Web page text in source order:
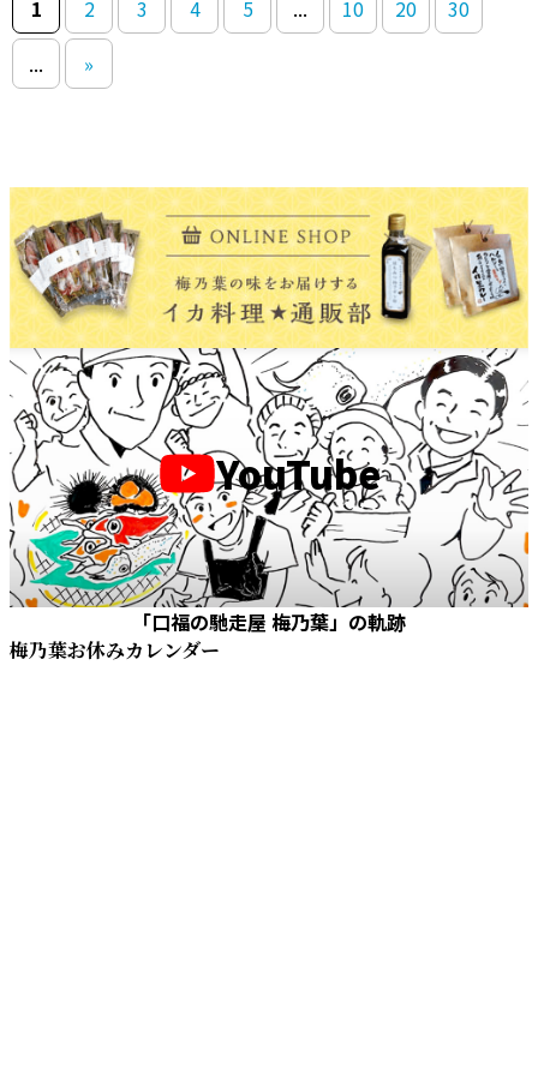
1 2 3 4 5 ... 10 20
30
...
»
YouTube
「口福の馳走屋 梅乃葉」の軌跡
梅乃葉お休みカレンダー